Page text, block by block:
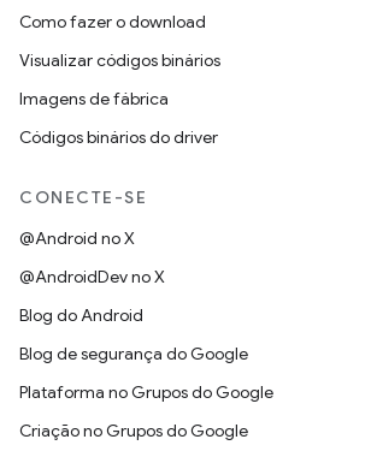
Como fazer o download
Visualizar códigos binários
Imagens de fábrica
Códigos binários do driver
CONECTE-SE
@Android no X
@AndroidDev no X
Blog do Android
Blog de segurança do Google
Plataforma no Grupos do Google
Criação no Grupos do Google